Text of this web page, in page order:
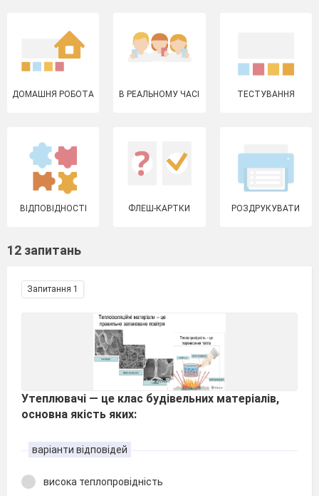
ДОМАШНЯ РОБОТА В РЕАЛЬНОМУ ЧАСІ ТЕСТУВАННЯ
ВІДПОВІДНОСТІ ФЛЕШ-КАРТКИ РОЗДРУКУВАТИ
12 запитань
Запитання 1
Утеплювачі — це клас будівельних матеріалів,
основна якість яких:
варіанти відповідей
висока теплопровідність